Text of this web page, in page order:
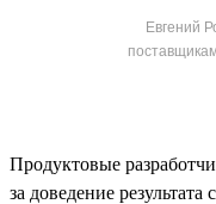
Евгений
Продуктовые
за доведение